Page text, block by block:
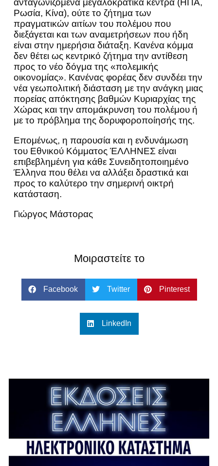
Ρωσία, Κίνα), ούτε το ζήτημα των
πραγματικών αιτίων του πολέμου που
διεξάγεται και των αναμετρήσεων που ήδη
είναι στην ημερήσια διάταξη. Κανένα κόμμα
δεν θέτει ως κεντρικό ζήτημα την αντίθεση
προς το νέο δόγμα της «πολεμικής
οικονομίας». Κανένας φορέας δεν συνδέει την
νέα γεωπολιτική διάσταση με την ανάγκη μιας
πορείας απόκτησης βαθμών Κυριαρχίας της
Χώρας και την απομάκρυνση του πολέμου ή
με το πρόβλημα της δορυφοροποίησής της.
Επομένως, η παρουσία και η ενδυνάμωση
του Εθνικού Κόμματος ΈΛΛΗΝΕΣ είναι
επιβεβλημένη για κάθε Συνειδητοποιημένο
Έλληνα που θέλει να αλλάξει δραστικά και
προς το καλύτερο την σημερινή οικτρή
κατάσταση.
Γιώργος Μάστορας
Μοιραστείτε το
Facebook Twitter Pinterest
LinkedIn